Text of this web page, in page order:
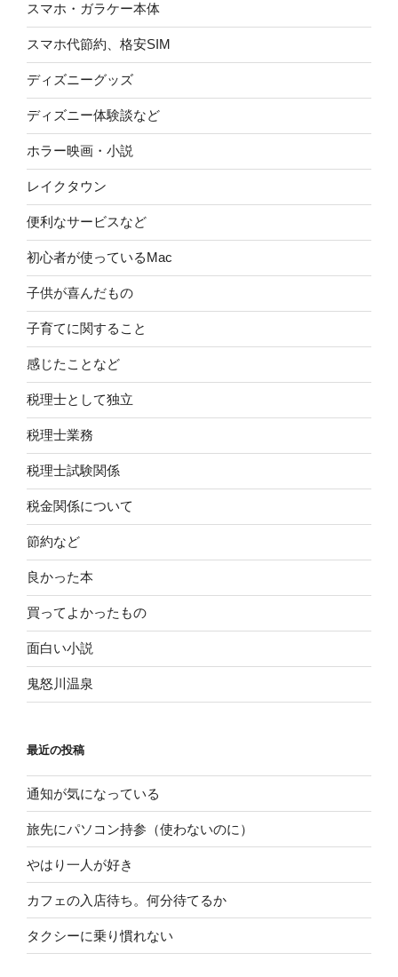
スマホ・ガラケー本体
スマホ代節約、格安SIM
ディズニーグッズ
ディズニー体験談など
ホラー映画・小説
レイクタウン
便利なサービスなど
初心者が使っているMac
子供が喜んだもの
子育てに関すること
感じたことなど
税理士として独立
税理士業務
税理士試験関係
税金関係について
節約など
良かった本
買ってよかったもの
面白い小説
鬼怒川温泉
最近の投稿
通知が気になっている
旅先にパソコン持参（使わないのに）
やはり一人が好き
カフェの入店待ち。何分待てるか
タクシーに乗り慣れない